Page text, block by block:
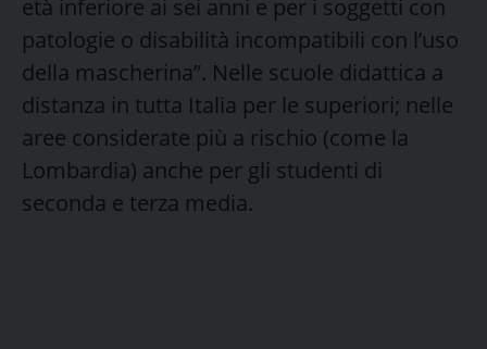
età inferiore ai sei anni e per i soggetti con
patologie o disabilità incompatibili con l’uso
della mascherina”. Nelle scuole didattica a
distanza in tutta Italia per le superiori; nelle
aree considerate più a rischio (come la
Lombardia) anche per gli studenti di
seconda e terza media.